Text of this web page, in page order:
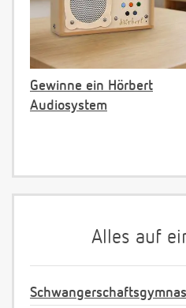
Gewinne ein Hörbert
Audiosystem
Alles auf